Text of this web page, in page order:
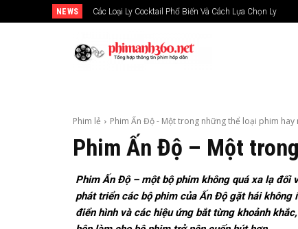
NEWS Các Loại Ly Cocktail Phổ Biến Và Cách Lựa Chọn Ly
Phim lẻ Phim Ấn Độ - Một trong những thể loại phim hay
Phim Ấn Độ – Một
Phim Ấn Độ – một bộ phim không quá xa lạ đối
phát triển các bộ phim của Ấn Độ gặt hái
điển hình và các hiệu ứng bắt từng khoảnh